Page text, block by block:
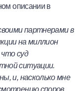
описании в
партнерами в
на миллион
суд
ситуации.
и, насколько мне
споров